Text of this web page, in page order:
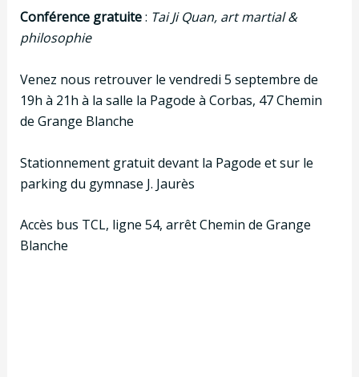
Conférence gratuite: Tai Ji Quan, art martial &
philosophie
Venez nous retrouver le vendredi 5 septembre de
19h à 21h à la salle la Pagode à Corbas, 47 Chemin
de Grange Blanche
Stationnement gratuit devant la Pagode et sur le
parking du gymnase J. Jaurès
Accès bus TCL, ligne 54, arrêt Chemin de Grange
Blanche